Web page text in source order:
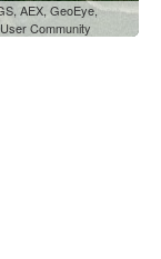
AEX, GeoEye,
Community